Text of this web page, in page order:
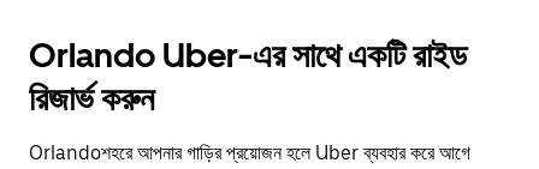
Orlando Uber-এর সাথে একটি রাইড
রিজার্ভ করুন
Orlandoশহরে আপনার গাড়ির প্রয়োজন হলে Uber ব্যবহার করে আগে